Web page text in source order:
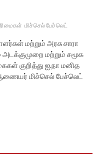
மிச்செல் பேச்லெட்
மற்றும் அரசு சாரா
மற்றும் சமூக
குறித்து ஐ.நா மனித
மிச்செல் பேச்லெட்